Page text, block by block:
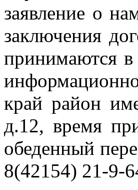
заявление о
заключения
принимаются в
край район
д.12, время
обеденный
8(42154) 21-9-